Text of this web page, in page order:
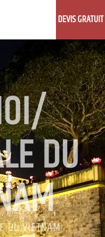
DEVIS GRATUIT
DU
DU VIETNAM